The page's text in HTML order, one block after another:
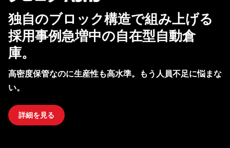
独自のブロック構造で組み上げる
採用事例急増中の自在型自動倉
庫。
高密度保管なのに生産性も高水準。もう人員不足に悩まな
い。
詳細を見る